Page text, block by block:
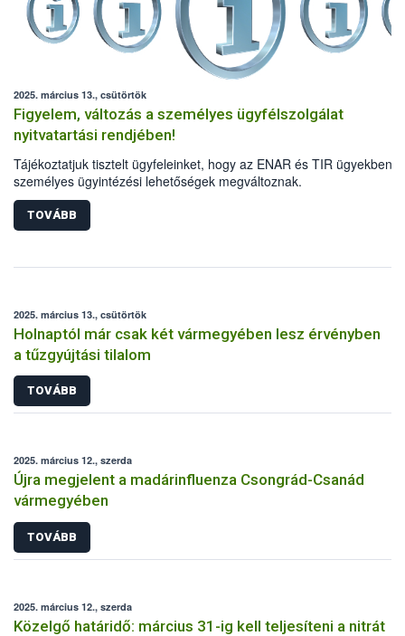
2025. március 13., csütörtök
Figyelem, változás a személyes ügyfélszolgálat
nyitvatartási rendjében!
Tájékoztatjuk tisztelt ügyfeleinket, hogy az ENAR és TIR ügyekben a
személyes ügyintézési lehetőségek megváltoznak.
TOVÁBB
2025. március 13., csütörtök
Holnaptól már csak két vármegyében lesz érvényben
a tűzgyújtási tilalom
TOVÁBB
2025. március 12., szerda
Újra megjelent a madárinfluenza Csongrád-Csanád
vármegyében
TOVÁBB
2025. március 12., szerda
Közelgő határidő: március 31-ig kell teljesíteni a nitrát